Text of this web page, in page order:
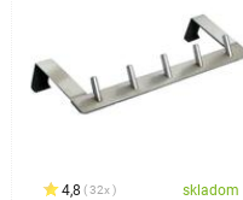
4,8 32x skladom